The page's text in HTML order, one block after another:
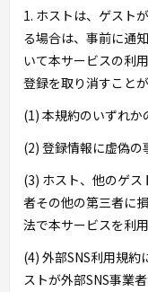
1. ホストは、ゲスト
る場合は、事前に通
いて本サービスの利
登録を取り消すことが
(1) 本規約のいずれ
(2) 登録情報に虚偽
(3) ホスト、他のゲス
者その他の第三者に
法で本サービスを利
(4) 外部SNS利用規
ストが外部SNS事業